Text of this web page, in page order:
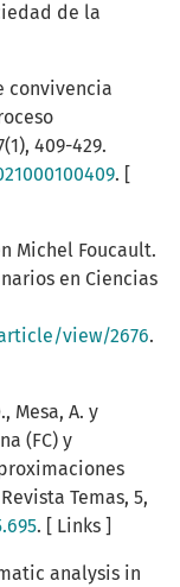
de la
convivencia
409-429.
. [
Michel Foucault.
en Ciencias
view/2676.
Mesa, A. y
(FC) y
Temas, 5,
. [ Links ]
analysis in